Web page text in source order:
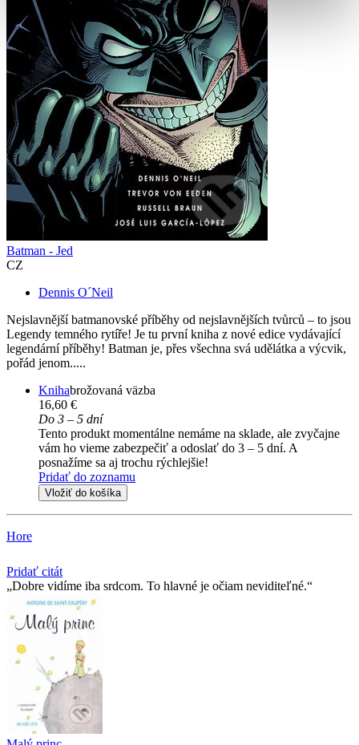
Batman - Jed
CZ
Dennis O´Neil
Nejslavnější batmanovské příběhy od nejslavnějších tvůrců – to jsou
Legendy temného rytíře! Je tu první kniha z nové edice vydávající
legendární příběhy! Batman je, přes všechna svá udělátka a výcvik,
pořád jenom.....
Knihabrožovaná väzba
16,60 €
Do 3 – 5 dní
Tento produkt momentálne nemáme na sklade, ale zvyčajne
vám ho vieme zabezpečiť a odoslať do 3 – 5 dní. A
posnažíme sa aj trochu rýchlejšie!
Pridať do zoznamu
Vložiť do košíka
Hore
Pridať citát
Dobre vidíme iba srdcom. To hlavné je očiam neviditeľné.